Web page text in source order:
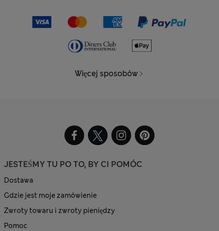
Więcej sposobów
JESTEŚMY TU PO TO, BY CI POMÓC
Dostawa
Gdzie jest moje zamówienie
Zwroty towaru i zwroty pieniędzy
Pomoc